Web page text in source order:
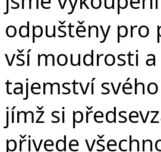
odpuštěny pro
vší moudrosti
tajemství
jímž si
přivede